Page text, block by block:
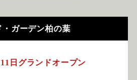
・ガーデン柏の葉
日グランドオープン